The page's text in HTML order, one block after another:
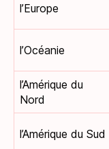
l’Europe
l’Océanie
l’Amérique du
Nord
l’Amérique du Sud